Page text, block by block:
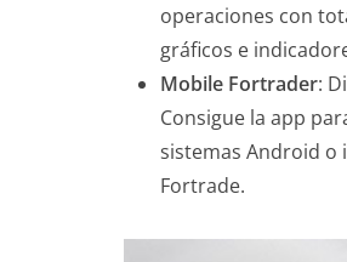
operaciones con
gráficos e
Mobile Fortrader:
Consigue la app
sistemas Android o
Fortrade.